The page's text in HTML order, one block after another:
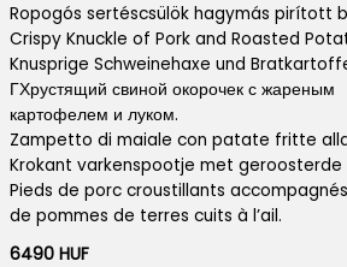
Ropogós sertéscsülök hagymás pirított
Crispy Knuckle of Pork and Roasted
Knusprige Schweinehaxe und
ГХрустящий свиной окорочек с жареным
картофелем и луком.
Zampetto di maiale con patate fritte
Krokant varkenspootje met geroosterde
Pieds de porc croustillants accompagnés
de pommes de terres cuits à l’ail.
6490 HUF